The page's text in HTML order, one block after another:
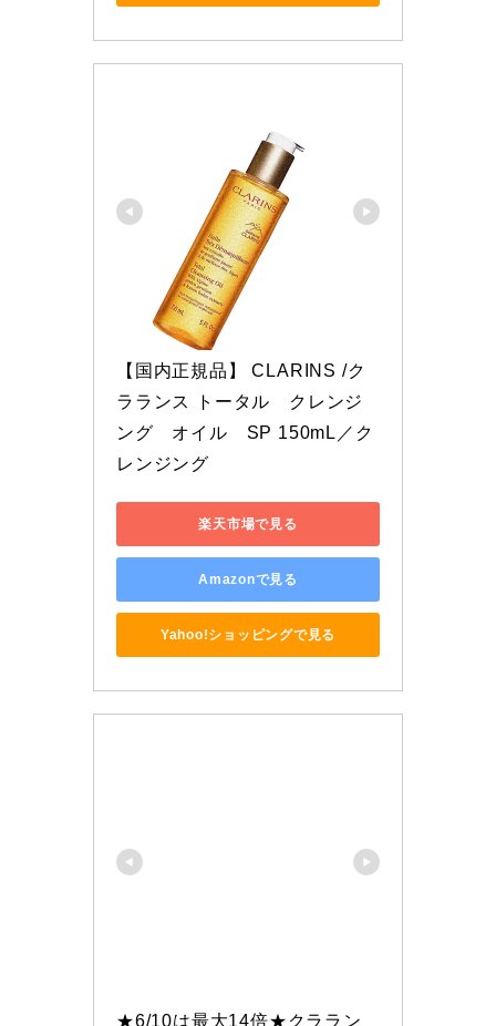
【国内正規品】 CLARINS /ク
ラランス トータル　クレンジ
ング　オイル　SP 150mL／ク
レンジング
楽天市場で見る
Amazonで見る
Yahoo!ショッピングで見る
★6/10は最大14倍★クララン